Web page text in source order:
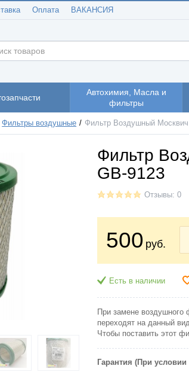
Оплата ВАКАНСИЯ
Автохимия, Масла и
фильтры
Фильтры воздушные Фильтр Воздушный
Фильтр
GB-9123
Отзывы: 0
500 руб.
Есть в наличии
При замене воздушного
переходят на данный
Чтобы поставить этот
Гарантия (При